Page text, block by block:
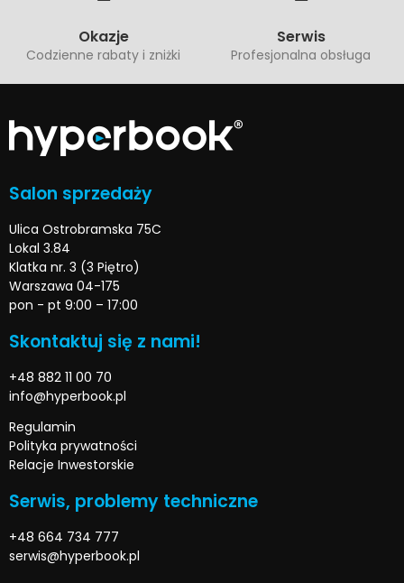
Okazje
Codzienne rabaty i zniżki
Serwis
Profesjonalna obsługa
Salon sprzedaży
Ulica Ostrobramska 75C
Lokal 3.84
Klatka nr. 3 (3 Piętro)
Warszawa 04-175
pon - pt 9:00 – 17:00
Skontaktuj się z nami!
+48 882 11 00 70
info@hyperbook.pl
Regulamin
Polityka prywatności
Relacje Inwestorskie
Serwis, problemy techniczne
+48 664 734 777
serwis@hyperbook.pl